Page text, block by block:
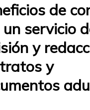
de
un servicio
y
y